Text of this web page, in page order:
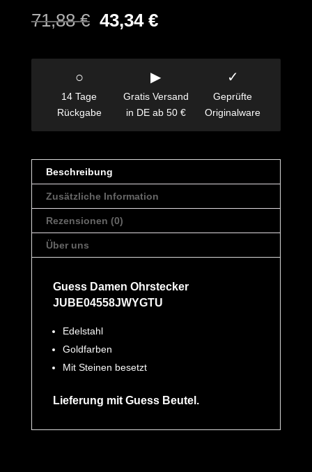
71,88€ Ursprünglicher
Preis
71,88 €
43,34 €Aktueller
○
14 Tage
Rückgabe
▶
Gratis Versand
in DE ab 50 €
✓
Geprüfte
Originalware
Beschreibung
Zusätzliche Information
Rezensionen (0)
Über uns
Guess Damen Ohrstecker
JUBE04558JWYGTU
Edelstahl
Goldfarben
Mit Steinen besetzt
Lieferung mit Guess Beutel.